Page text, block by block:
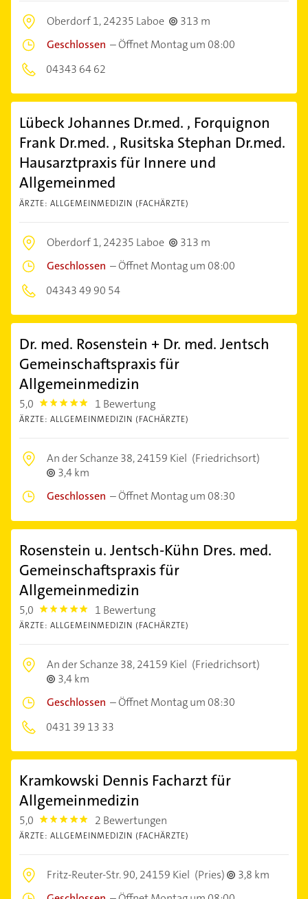
Oberdorf 1,24235 Laboe
313 m
Geschlossen –Öffnet Montag um 08:00
04343 64 62
Lübeck Johannes Dr.med. , Forquignon
Frank Dr.med. , Rusitska Stephan Dr.med.
Hausarztpraxis für Innere und
Allgemeinmed
ÄRZTE: ALLGEMEINMEDIZIN (FACHÄRZTE)
Oberdorf 1,24235 Laboe
313 m
Geschlossen –Öffnet Montag um 08:00
04343 49 90 54
Dr. med. Rosenstein + Dr. med. Jentsch
Gemeinschaftspraxis für
Allgemeinmedizin
5,0 5.0 1 Bewertung
ÄRZTE: ALLGEMEINMEDIZIN (FACHÄRZTE)
An der Schanze 38,24159 Kiel (Friedrichsort)
3,4 km
Geschlossen –Öffnet Montag um 08:30
Rosenstein u. Jentsch-Kühn Dres. med.
Gemeinschaftspraxis für
Allgemeinmedizin
5,0 5.0 1 Bewertung
ÄRZTE: ALLGEMEINMEDIZIN (FACHÄRZTE)
An der Schanze 38,24159 Kiel (Friedrichsort)
3,4 km
Geschlossen –Öffnet Montag um 08:30
0431 39 13 33
Kramkowski Dennis Facharzt für
Allgemeinmedizin
5,0 5.0 2 Bewertungen
ÄRZTE: ALLGEMEINMEDIZIN (FACHÄRZTE)
Fritz-Reuter-Str. 90,24159 Kiel (Pries)
3,8 km